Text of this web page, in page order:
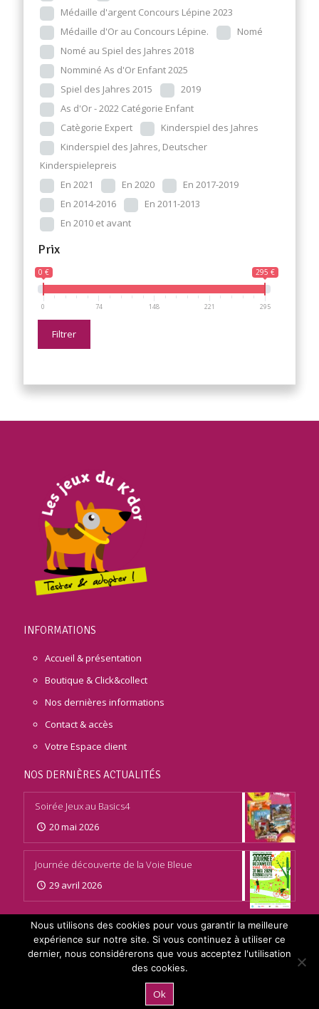
Médaille d'argent Concours Lépine 2023
Médaille d'Or au Concours Lépine.
Nomé
Nomé au Spiel des Jahres 2018
Nomminé As d'Or Enfant 2025
Spiel des Jahres 2015
2019
As d'Or - 2022 Catégorie Enfant
Catègorie Expert
Kinderspiel des Jahres
Kinderspiel des Jahres, Deutscher
Kinderspielepreis
En 2021
En 2020
En 2017-2019
En 2014-2016
En 2011-2013
En 2010 et avant
Prix
0 € 295 €
0 74 148 221 295
Filtrer
INFORMATIONS
Accueil & présentation
Boutique & Click&collect
Nos dernières informations
Contact & accès
Votre Espace client
NOS DERNIÈRES ACTUALITÉS
Soirée Jeux au Basics4
20 mai 2026
Journée découverte de la Voie Bleue
29 avril 2026
COORDONNÉES
Les jeux du Kdor
5, Rue Benjamin Franklin
Nous utilisons des cookies pour vous garantir la meilleure
expérience sur notre site. Si vous continuez à utiliser ce
dernier, nous considérerons que vous acceptez l'utilisation
des cookies.
Ok